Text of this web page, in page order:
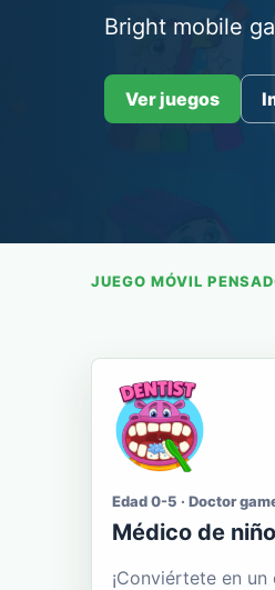
Bright mobile
Ver juegos
JUEGO MÓVIL
Edad 0-5 · Doctor
Médico de
¡Conviértete en un